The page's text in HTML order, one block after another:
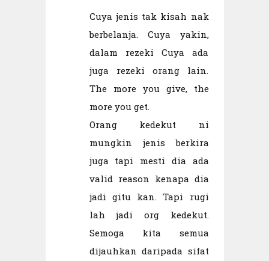
Cuya jenis tak kisah nak
berbelanja. Cuya yakin,
dalam rezeki Cuya ada
juga rezeki orang lain.
The more you give, the
more you get.
Orang kedekut ni
mungkin jenis berkira
juga tapi mesti dia ada
valid reason kenapa dia
jadi gitu kan. Tapi rugi
lah jadi org kedekut.
Semoga kita semua
dijauhkan daripada sifat